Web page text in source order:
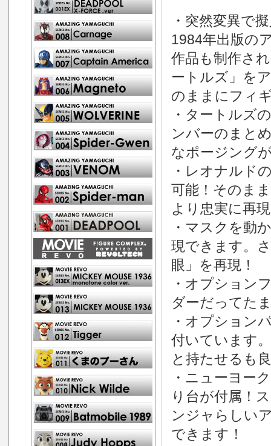
・突然変異で
1984年出版の
作品も制作さ
ートルズ」を
のままにフィ
・タートルズ
ンバーのまと
なポージング
・レオナルド
可能！そのま
より忠実に再
・マスクを動
現できます。
眼」を再現！
・オプション
ダーだってた
・オプション
付いています
と持たせるも
・ニューヨー
り台が付属！
ンジャらしい
できます！